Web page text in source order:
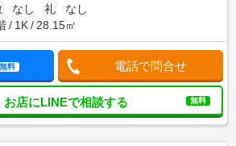
なし 礼
なし
1K 28.15㎡
無料 電話で問合せ
お店にLINEで相談する 無料